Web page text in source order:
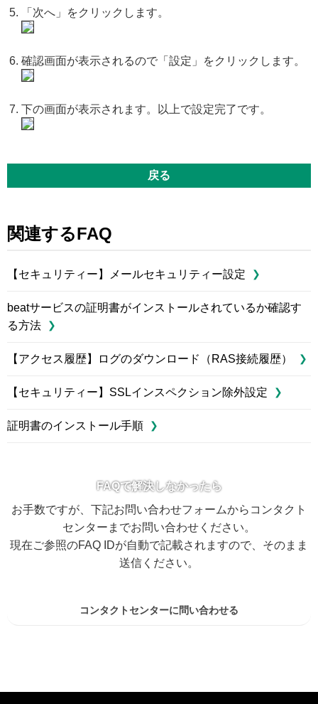
「次へ」をクリックします。
確認画面が表示されるので「設定」をクリックします。
下の画面が表示されます。以上で設定完了です。
戻る
関連するFAQ
【セキュリティー】メールセキュリティー設定
beatサービスの証明書がインストールされているか確認す
る方法
【アクセス履歴】ログのダウンロード（RAS接続履歴）
【セキュリティー】SSLインスペクション除外設定
証明書のインストール手順
FAQで解決しなかったら
お手数ですが、下記お問い合わせフォームからコンタクト
センターまでお問い合わせください。
現在ご参照のFAQ IDが自動で記載されますので、そのまま
送信ください。
コンタクトセンターに問い合わせる